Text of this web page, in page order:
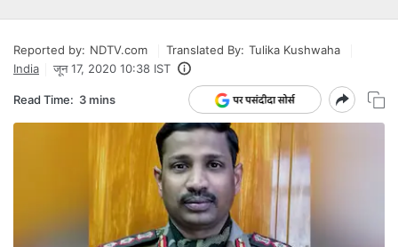
Reported by: NDTV.com Translated By: Tulika Kushwaha
India
जून 17, 2020 10:38 IST
Read Time: 3 mins